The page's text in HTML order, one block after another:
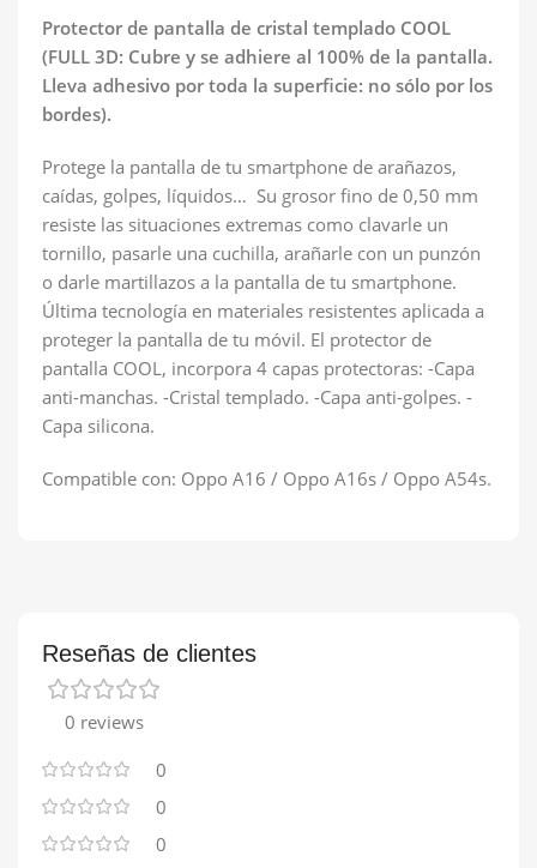
Protector de pantalla de cristal templado COOL
(FULL 3D: Cubre y se adhiere al 100% de la pantalla.
Lleva adhesivo por toda la superficie: no sólo por los
bordes).
Protege la pantalla de tu smartphone de arañazos,
caídas, golpes, líquidos… Su grosor fino de 0,50 mm
resiste las situaciones extremas como clavarle un
tornillo, pasarle una cuchilla, arañarle con un punzón
o darle martillazos a la pantalla de tu smartphone.
Última tecnología en materiales resistentes aplicada a
proteger la pantalla de tu móvil. El protector de
pantalla COOL, incorpora 4 capas protectoras: -Capa
anti-manchas. -Cristal templado. -Capa anti-golpes. -
Capa silicona.
Compatible con: Oppo A16 / Oppo A16s / Oppo A54s.
Reseñas de clientes
0 reviews
0
0
0